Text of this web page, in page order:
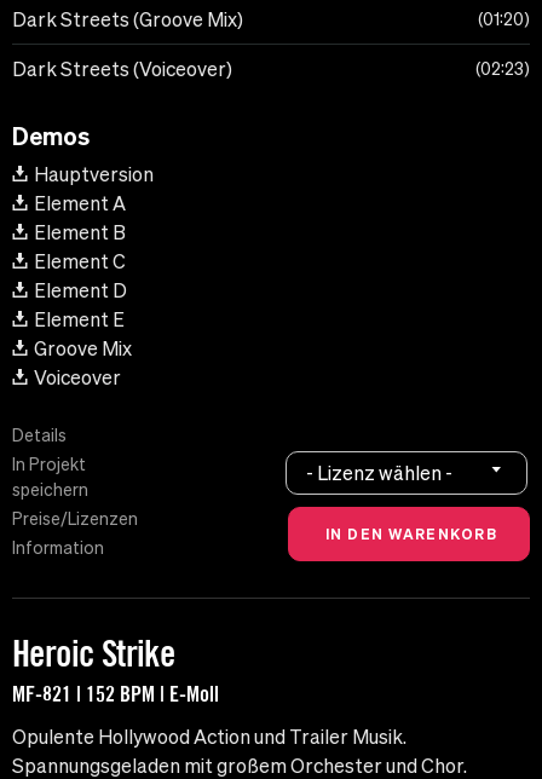
Dark Streets (Groove Mix) 01:20
Dark Streets (Voiceover) 02:23
Demos
Hauptversion
Element A
Element B
Element C
Element D
Element E
Groove Mix
Voiceover
Details
In Projekt
speichern
Preise/Lizenzen
Information
- Lizenz wählen -
Heroic Strike
MF-821 | 152 BPM | E-Moll
Opulente Hollywood Action und Trailer Musik.
Spannungsgeladen mit großem Orchester und Chor.